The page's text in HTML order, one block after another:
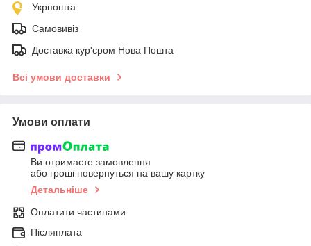
Укрпошта
Самовивіз
Доставка кур'єром Нова Пошта
Всі умови доставки
Умови оплати
Ви отримаєте замовлення
або гроші повернуться на вашу картку
Детальніше
Оплатити частинами
Післяплата